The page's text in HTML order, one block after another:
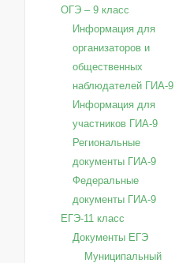
ОГЭ – 9 класс
Информация для
организаторов и
общественных
наблюдателей ГИА-9
Информация для
участников ГИА-9
Региональные
документы ГИА-9
Федеральные
документы ГИА-9
ЕГЭ-11 класс
Документы ЕГЭ
Муниципальный